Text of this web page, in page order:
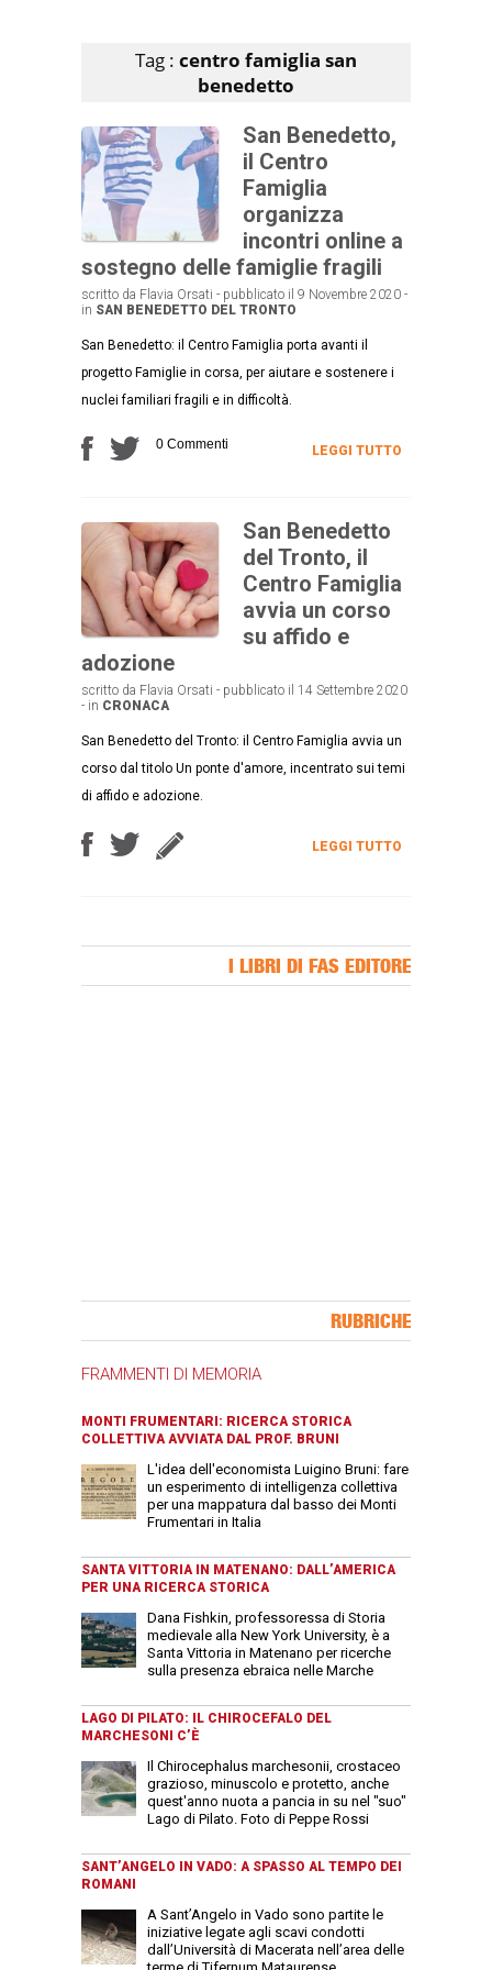
Tag : centro famiglia san
benedetto
San Benedetto,
il Centro
Famiglia
organizza
incontri online a
sostegno delle famiglie fragili
scritto da Flavia Orsati - pubblicato il 9 Novembre 2020 -
in SAN BENEDETTO DEL TRONTO
San Benedetto: il Centro Famiglia porta avanti il
progetto Famiglie in corsa, per aiutare e sostenere i
nuclei familiari fragili e in difficoltà.
0 Commenti LEGGI TUTTO
San Benedetto
del Tronto, il
Centro Famiglia
avvia un corso
su affido e
adozione
scritto da Flavia Orsati - pubblicato il 14 Settembre 2020
- in CRONACA
San Benedetto del Tronto: il Centro Famiglia avvia un
corso dal titolo Un ponte d'amore, incentrato sui temi
di affido e adozione.
LEGGI TUTTO
I LIBRI DI FAS EDITORE
RUBRICHE
FRAMMENTI DI MEMORIA
MONTI FRUMENTARI: RICERCA STORICA
COLLETTIVA AVVIATA DAL PROF. BRUNI
L'idea dell'economista Luigino Bruni: fare
un esperimento di intelligenza collettiva
per una mappatura dal basso dei Monti
Frumentari in Italia
SANTA VITTORIA IN MATENANO: DALL’AMERICA
PER UNA RICERCA STORICA
Dana Fishkin, professoressa di Storia
medievale alla New York University, è a
Santa Vittoria in Matenano per ricerche
sulla presenza ebraica nelle Marche
LAGO DI PILATO: IL CHIROCEFALO DEL
MARCHESONI C’È
Il Chirocephalus marchesonii, crostaceo
grazioso, minuscolo e protetto, anche
quest'anno nuota a pancia in su nel "suo"
Lago di Pilato. Foto di Peppe Rossi
SANT’ANGELO IN VADO: A SPASSO AL TEMPO DEI
ROMANI
A Sant’Angelo in Vado sono partite le
iniziative legate agli scavi condotti
dall’Università di Macerata nell’area delle